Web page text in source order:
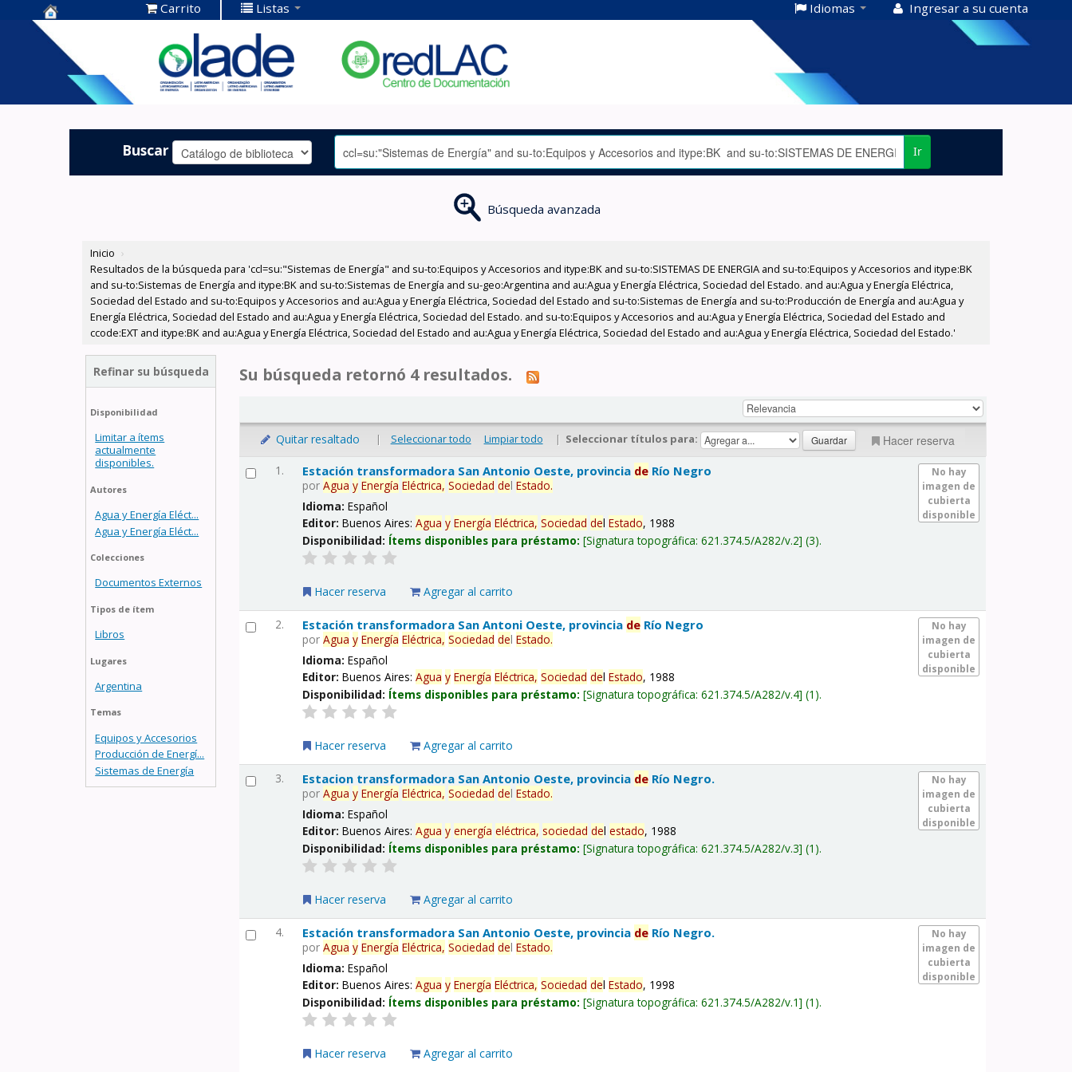
Centro de
Documentación
OLADE -
Carrito Listas Idiomas Ingresar a su cuenta
Buscar Ir
Búsqueda avanzada
Inicio ›
Resultados de la búsqueda para 'ccl=su:"Sistemas de Energía" and su-to:Equipos y Accesorios and itype:BK and su-to:SISTEMAS DE ENERGIA and su-to:Equipos y Accesorios and itype:BK
and su-to:Sistemas de Energía and itype:BK and su-to:Sistemas de Energía and su-geo:Argentina and au:Agua y Energía Eléctrica, Sociedad del Estado. and au:Agua y Energía Eléctrica,
Sociedad del Estado and su-to:Equipos y Accesorios and au:Agua y Energía Eléctrica, Sociedad del Estado and su-to:Sistemas de Energía and su-to:Producción de Energía and au:Agua y
Energía Eléctrica, Sociedad del Estado and au:Agua y Energía Eléctrica, Sociedad del Estado. and su-to:Equipos y Accesorios and au:Agua y Energía Eléctrica, Sociedad del Estado and
ccode:EXT and itype:BK and au:Agua y Energía Eléctrica, Sociedad del Estado and au:Agua y Energía Eléctrica, Sociedad del Estado and au:Agua y Energía Eléctrica, Sociedad del Estado.'
Refinar su búsqueda
Disponibilidad
Limitar a ítems
actualmente
disponibles.
Autores
Agua y Energía Eléct...
Agua y Energía Eléct...
Colecciones
Documentos Externos
Tipos de ítem
Libros
Lugares
Argentina
Temas
Equipos y Accesorios
Producción de Energí...
Sistemas de Energía
Su búsqueda retornó 4 resultados.
Quitar resaltado | Seleccionar todo Limpiar todo | Seleccionar títulos para: Hacer reserva
1.
No hay
imagen de
cubierta
disponible
Estación transformadora San Antonio Oeste, provincia de Río Negro
porAgua y Energía Eléctrica, Sociedad delEstado.
Idioma:Español
Editor:Buenos Aires:Agua y Energía Eléctrica, Sociedad delEstado, 1988
Disponibilidad: Ítems disponibles para préstamo: Signatura topográfica:621.374.5/A282/v.2 (3).
Hacer reserva Agregar al carrito
2.
No hay
imagen de
cubierta
disponible
Estación transformadora San Antoni Oeste, provincia de Río Negro
porAgua y Energía Eléctrica, Sociedad delEstado.
Idioma:Español
Editor:Buenos Aires:Agua y Energía Eléctrica, Sociedad delEstado, 1988
Disponibilidad: Ítems disponibles para préstamo: Signatura topográfica:621.374.5/A282/v.4 (1).
Hacer reserva Agregar al carrito
3.
No hay
imagen de
cubierta
disponible
Estacion transformadora San Antonio Oeste, provincia de Río Negro.
porAgua y Energía Eléctrica, Sociedad delEstado.
Idioma:Español
Editor:Buenos Aires:Agua y energía eléctrica, sociedad delestado, 1988
Disponibilidad: Ítems disponibles para préstamo: Signatura topográfica:621.374.5/A282/v.3 (1).
Hacer reserva Agregar al carrito
4.
No hay
imagen de
cubierta
disponible
Estación transformadora San Antonio Oeste, provincia de Río Negro.
porAgua y Energía Eléctrica, Sociedad delEstado.
Idioma:Español
Editor:Buenos Aires:Agua y Energía Eléctrica, Sociedad delEstado, 1998
Disponibilidad: Ítems disponibles para préstamo: Signatura topográfica:621.374.5/A282/v.1 (1).
Hacer reserva Agregar al carrito